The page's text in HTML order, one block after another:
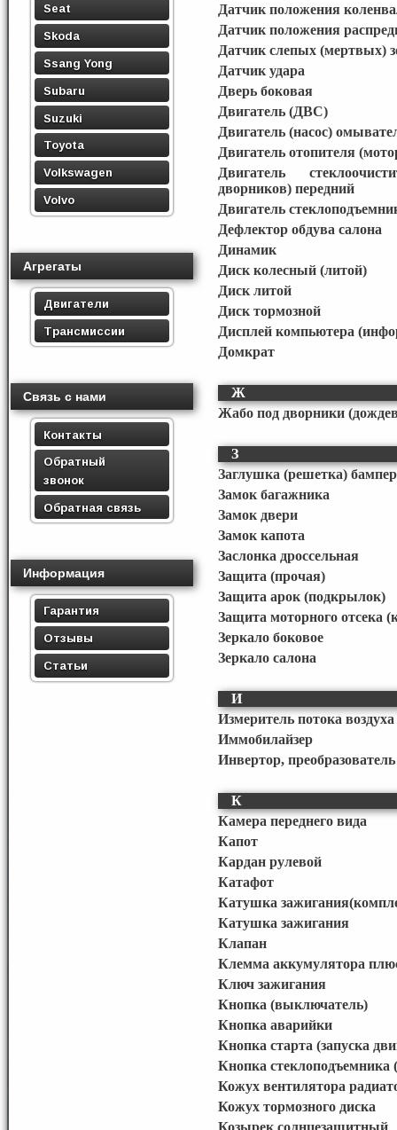
Seat
Skoda
Ssang Yong
Subaru
Suzuki
Toyota
Volkswagen
Volvo
Агрегаты
Двигатели
Трансмиссии
Связь с нами
Контакты
Обратный
звонок
Обратная связь
Информация
Гарантия
Отзывы
Статьи
Датчик положения
Датчик положения
Датчик слепых (мертвых)
Датчик удара
Дверь боковая
Двигатель (ДВС)
Двигатель (насос)
Двигатель отопителя
Двигатель
дворников) передний
Двигатель
Дефлектор обдува салона
Динамик
Диск колесный (литой)
Диск литой
Диск тормозной
Дисплей компьютера
Домкрат
Ж
Жабо под дворники
З
Заглушка (решетка)
Замок багажника
Замок двери
Замок капота
Заслонка дроссельная
Защита (прочая)
Защита арок (подкрылок)
Защита моторного отсека
Зеркало боковое
Зеркало салона
И
Измеритель потока
Иммобилайзер
Инвертор,
К
Камера переднего вида
Капот
Кардан рулевой
Катафот
Катушка
Катушка зажигания
Клапан
Клемма аккумулятора
Ключ зажигания
Кнопка (выключатель)
Кнопка аварийки
Кнопка старта (запуска
Кнопка стеклоподъемника
Кожух вентилятора
Кожух тормозного диска